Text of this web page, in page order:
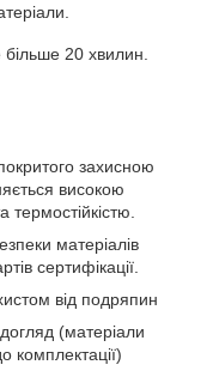
20 хвилин.
захисною
високою
термостійкістю.
матеріалів
сертифікації.
від подряпин
(матеріали
комплектації)